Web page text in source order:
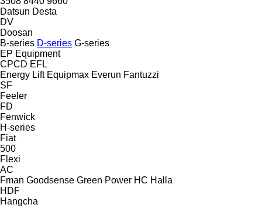
Datsun Desta
DV
Doosan
B-series D-series G-series
EP Equipment
CPCD EFL
Energy Lift Equipmax Everun Fantuzzi
SF
Feeler
FD
Fenwick
H-series
Fiat
500
Flexi
AC
Fman Goodsense Green Power HC Halla
HDF
Hangcha